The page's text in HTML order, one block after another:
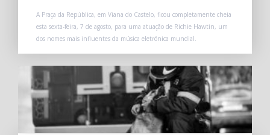
A Praça da República, em Viana do Castelo, ficou completamente cheia
esta sexta-feira, 7 de agosto, para uma atuação de Richie Hawtin, um
dos nomes mais influentes da música eletrónica mundial.